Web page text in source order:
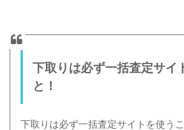
下取りは必ず一括査定サイ
と！
下取りは必ず一括査定サイトを使うこ